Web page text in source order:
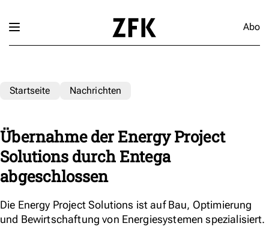
Abo
Startseite Nachrichten
Übernahme der Energy Project
Solutions durch Entega
abgeschlossen
Die Energy Project Solutions ist auf Bau, Optimierung
und Bewirtschaftung von Energiesystemen spezialisiert.